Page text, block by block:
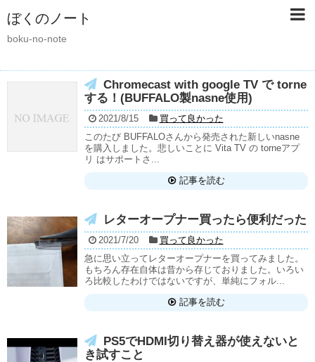
ぼくのノート
boku-no-note
Chromecast with google TV で torne
する！(BUFFALO製nasne使用)
2021/8/15
買って良かった
このたび BUFFALOさんから発売された新しいnasne
を購入しました。悲しいことに Vita TV の torneアプ
リ はサポートさ...
記事を読む
レターオープナー買ったら便利だった
2021/7/20
買って良かった
急に思い立ってレターオープナーを買ってみました。
もちろん存在自体は昔から存じておりました。いろい
ろ比較したわけではないですが、単純にフォル...
記事を読む
PS5でHDMI切り替え器が使えないと
き試すこと